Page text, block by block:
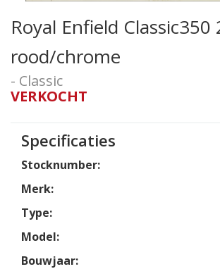
Royal Enfield Classic350
rood/chrome
- Classic
VERKOCHT
Specificaties
Stocknumber:
Merk:
Type:
Model:
Bouwjaar: